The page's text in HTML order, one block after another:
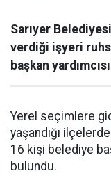
Sarıyer
verdiği işyeri
başkan
Yerel seçimlere
yaşandığı
16 kişi belediye
bulundu.